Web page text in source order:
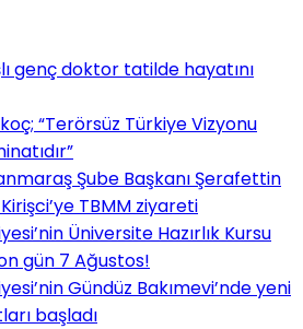
genç doktor tatilde hayatını
“Terörsüz Türkiye Vizyonu
Şube Başkanı Şerafettin
TBMM ziyareti
Üniversite Hazırlık Kursu
gün 7 Ağustos!
Gündüz Bakımevi’nde yeni
başladı